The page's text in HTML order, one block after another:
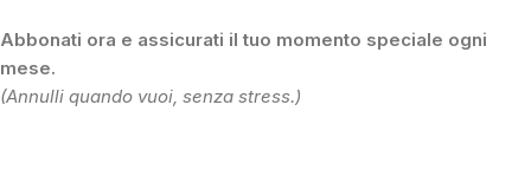
Abbonati ora e assicurati il tuo momento speciale ogni
mese.
(Annulli quando vuoi, senza stress.)